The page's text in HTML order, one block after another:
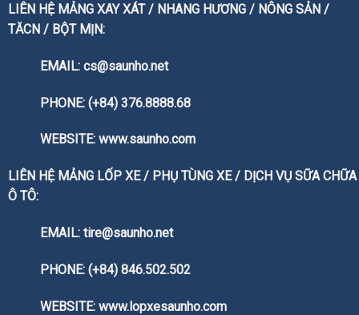
LIÊN HỆ MẢNG XAY XÁT / NHANG HƯƠNG / NÔNG SẢN /
TĂCN / BỘT MỊN:
EMAIL: cs@saunho.net
PHONE: (+84) 376.8888.68
WEBSITE: www.saunho.com
LIÊN HỆ MẢNG LỐP XE / PHỤ TÙNG XE / DỊCH VỤ SỮA CHỮA
Ô TÔ:
EMAIL: tire@saunho.net
PHONE: (+84) 846.502.502
WEBSITE: www.lopxesaunho.com